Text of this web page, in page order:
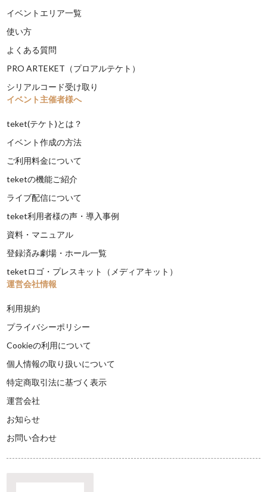
イベントエリア一覧
使い方
よくある質問
PRO ARTEKET（プロアルテケト）
シリアルコード受け取り
イベント主催者様へ
teket(テケト)とは？
イベント作成の方法
ご利用料金について
teketの機能ご紹介
ライブ配信について
teket利用者様の声・導入事例
資料・マニュアル
登録済み劇場・ホール一覧
teketロゴ・プレスキット（メディアキット）
運営会社情報
利用規約
プライバシーポリシー
Cookieの利用について
個人情報の取り扱いについて
特定商取引法に基づく表示
運営会社
お知らせ
お問い合わせ